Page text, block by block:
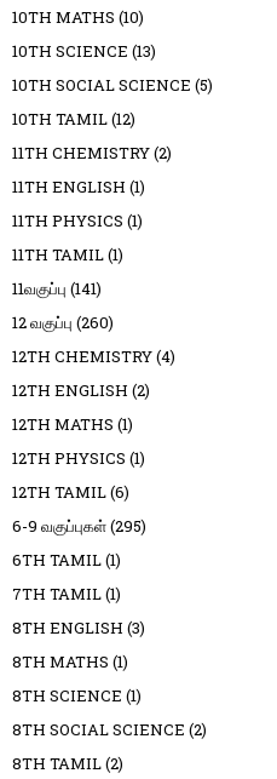
10TH MATHS (10)
10TH SCIENCE (13)
10TH SOCIAL SCIENCE (5)
10TH TAMIL(12)
11TH CHEMISTRY(2)
11TH ENGLISH (1)
11TH PHYSICS (1)
11TH TAMIL(1)
11வகுப்பு (141)
12 வகுப்பு (260)
12TH CHEMISTRY(4)
12TH ENGLISH (2)
12TH MATHS (1)
12TH PHYSICS (1)
12TH TAMIL(6)
6-9 வகுப்புகள்(295)
6TH TAMIL(1)
7TH TAMIL(1)
8TH ENGLISH (3)
8TH MATHS (1)
8TH SCIENCE (1)
8TH SOCIAL SCIENCE (2)
8TH TAMIL(2)